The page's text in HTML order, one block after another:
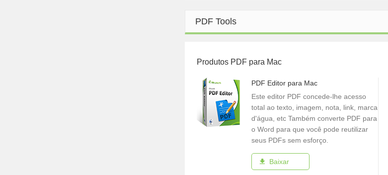
PDF Tools
Produtos PDF para Mac
PDF Editor para Mac
Este editor PDF concede-lhe acesso
total ao texto, imagem, nota, link, marca
d'água, etc Também converte PDF para
o Word para que você pode reutilizar
seus PDFs sem esforço.
Baixar